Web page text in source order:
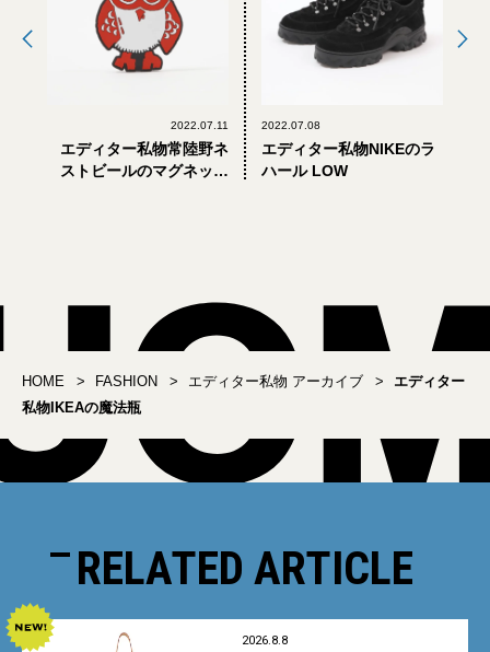
2022.07.11
エディター私物常陸野ネ
ストビールのマグネット
2022.07.08
エディター私物NIKEのラ
ハール LOW
HOME FASHION エディター私物 アーカイブ
エディター
私物IKEAの魔法瓶
RELATED ARTICLE
2026.8.8